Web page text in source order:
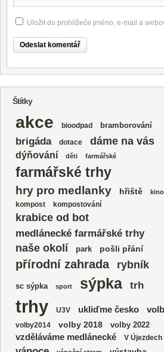
Uložit do prohlížeče jméno, e-mail a
Štítky
akce bioodpad bramborování
brigáda dotace dáme na vás
dýňování děti farmářské
farmářské trhy
hry pro medlanky hřiště kino
kompost kompostování
krabice od bot
medlánecké farmářské trhy
naše okolí
park pošli přání
přírodní zahrada rybník
sc sýpka sport sýpka trh
trhy U3V ukliďme česko
volby2014 volby 2018 volby 2022
vzděláváme medlánecké V Újezdech